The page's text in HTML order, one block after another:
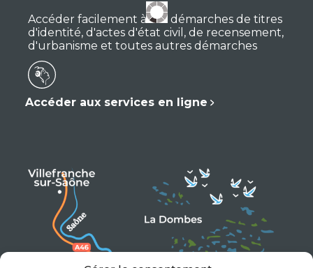
Accéder facilement à vos démarches de titres
d'identité, d'actes d'état civil, de recensement,
d'urbanisme et toutes autres démarches
Accéder aux services en ligne